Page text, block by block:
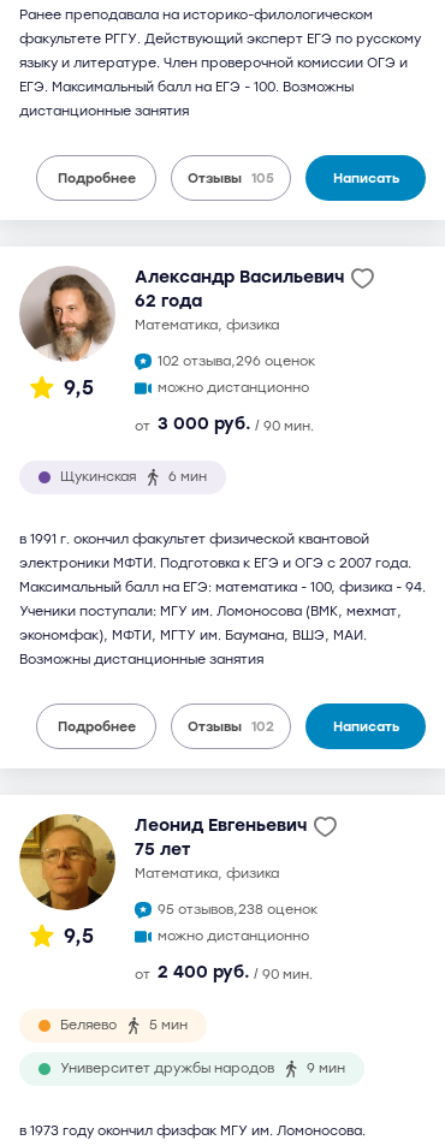
Ранее преподавала на историко-филологическом
факультете РГГУ. Действующий эксперт ЕГЭ по русскому
языку и литературе. Член проверочной комиссии ОГЭ и
ЕГЭ. Максимальный балл на ЕГЭ - 100. Возможны
дистанционные занятия
Подробнее Отзывы 105 Написать
9,5
Александр Васильевич
62 года
математика, физика
102 отзыва,296 оценок
можно дистанционно
от 3 000 руб. / 90 мин.
Щукинская 6 мин
в 1991 г. окончил факультет физической квантовой
электроники МФТИ. Подготовка к ЕГЭ и ОГЭ с 2007 года.
Максимальный балл на ЕГЭ: математика - 100, физика - 94.
Ученики поступали: МГУ им. Ломоносова (ВМК, мехмат,
экономфак), МФТИ, МГТУ им. Баумана, ВШЭ, МАИ.
Возможны дистанционные занятия
Подробнее Отзывы 102 Написать
9,5
Леонид Евгеньевич
75 лет
математика, физика
95 отзывов,238 оценок
можно дистанционно
от 2 400 руб. / 90 мин.
Беляево 5 мин
Университет дружбы народов 9 мин
в 1973 году окончил физфак МГУ им. Ломоносова.